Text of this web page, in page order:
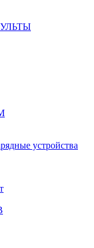
устройства